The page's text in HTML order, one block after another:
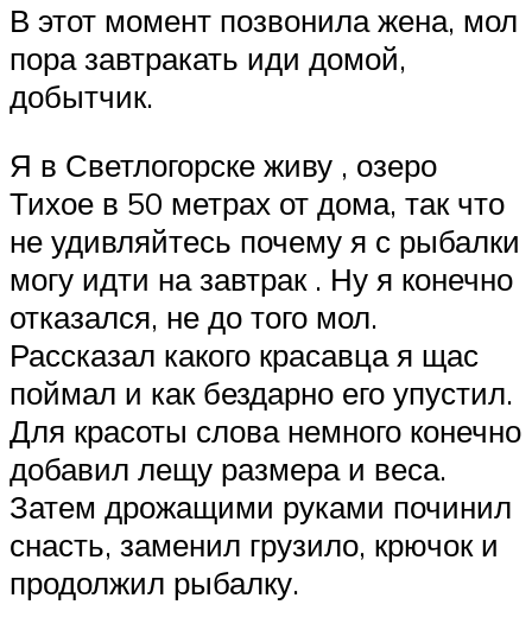
В этот момент позвонила жена, мол
пора завтракать иди домой,
добытчик.
Я в Светлогорске живу , озеро
Тихое в 50 метрах от дома, так что
не удивляйтесь почему я с рыбалки
могу идти на завтрак . Ну я конечно
отказался, не до того мол.
Рассказал какого красавца я щас
поймал и как бездарно его упустил.
Для красоты слова немного конечно
добавил лещу размера и веса.
Затем дрожащими руками починил
снасть, заменил грузило, крючок и
продолжил рыбалку.